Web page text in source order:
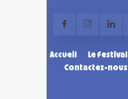
Accueil Le festival
Contactez-nous